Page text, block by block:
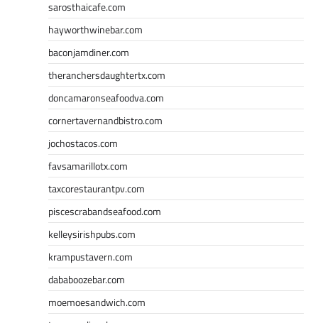
sarosthaicafe.com
hayworthwinebar.com
baconjamdiner.com
theranchersdaughtertx.com
doncamaronseafoodva.com
cornertavernandbistro.com
jochostacos.com
favsamarillotx.com
taxcorestaurantpv.com
piscescrabandseafood.com
kelleysirishpubs.com
krampustavern.com
dababoozebar.com
moemoesandwich.com